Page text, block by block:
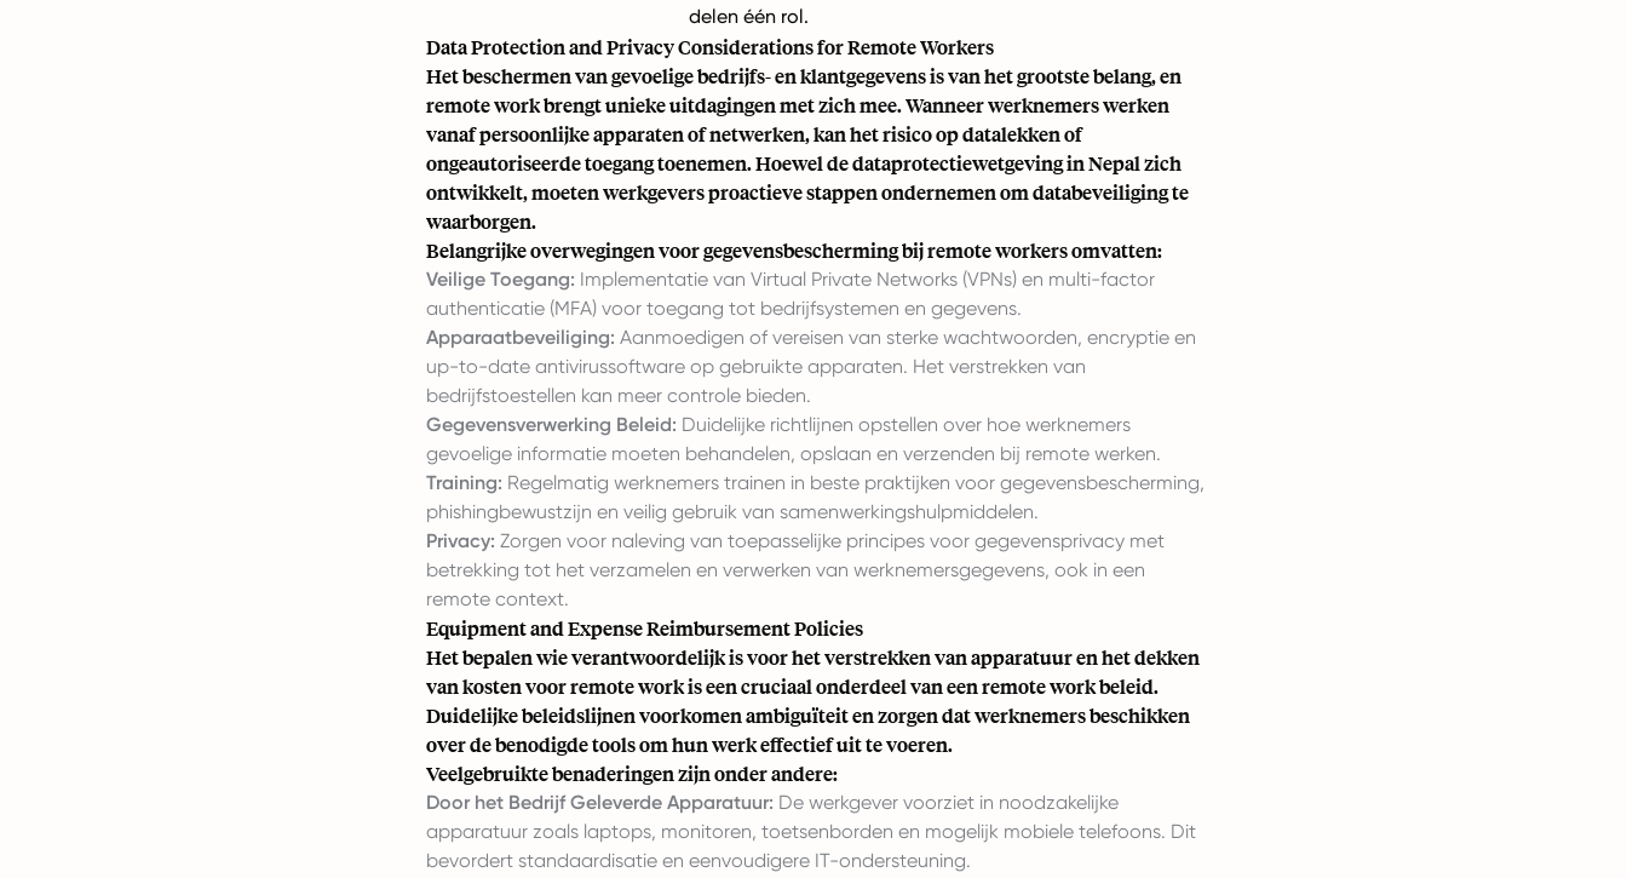
delen één rol.
Data Protection and Privacy Considerations for Remote Workers
Het beschermen van gevoelige bedrijfs- en klantgegevens is van het grootste belang, en
remote work brengt unieke uitdagingen met zich mee. Wanneer werknemers werken
vanaf persoonlijke apparaten of netwerken, kan het risico op datalekken of
ongeautoriseerde toegang toenemen. Hoewel de dataprotectiewetgeving in Nepal zich
ontwikkelt, moeten werkgevers proactieve stappen ondernemen om databeveiliging te
waarborgen.
Belangrijke overwegingen voor gegevensbescherming bij remote workers omvatten:
Veilige Toegang: Implementatie van Virtual Private Networks (VPNs) en multi-factor
authenticatie (MFA) voor toegang tot bedrijfsystemen en gegevens.
Apparaatbeveiliging: Aanmoedigen of vereisen van sterke wachtwoorden, encryptie en
up-to-date antivirussoftware op gebruikte apparaten. Het verstrekken van
bedrijfstoestellen kan meer controle bieden.
Gegevensverwerking Beleid: Duidelijke richtlijnen opstellen over hoe werknemers
gevoelige informatie moeten behandelen, opslaan en verzenden bij remote werken.
Training: Regelmatig werknemers trainen in beste praktijken voor gegevensbescherming,
phishingbewustzijn en veilig gebruik van samenwerkingshulpmiddelen.
Privacy: Zorgen voor naleving van toepasselijke principes voor gegevensprivacy met
betrekking tot het verzamelen en verwerken van werknemersgegevens, ook in een
remote context.
Equipment and Expense Reimbursement Policies
Het bepalen wie verantwoordelijk is voor het verstrekken van apparatuur en het dekken
van kosten voor remote work is een cruciaal onderdeel van een remote work beleid.
Duidelijke beleidslijnen voorkomen ambiguïteit en zorgen dat werknemers beschikken
over de benodigde tools om hun werk effectief uit te voeren.
Veelgebruikte benaderingen zijn onder andere:
Door het Bedrijf Geleverde Apparatuur: De werkgever voorziet in noodzakelijke
apparatuur zoals laptops, monitoren, toetsenborden en mogelijk mobiele telefoons. Dit
bevordert standaardisatie en eenvoudigere IT-ondersteuning.